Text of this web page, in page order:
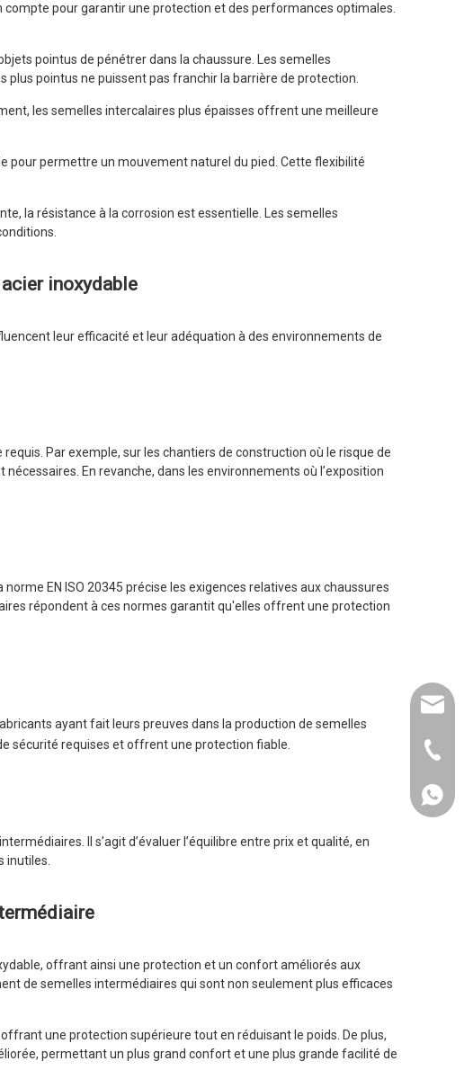
compte pour garantir une protection et des performances optimales.
pointus de pénétrer dans la chaussure. Les semelles
pointus ne puissent pas franchir la barrière de protection.
les semelles intercalaires plus épaisses offrent une meilleure
pour permettre un mouvement naturel du pied. Cette flexibilité
la résistance à la corrosion est essentielle. Les semelles
inoxydable
leur efficacité et leur adéquation à des environnements de
Par exemple, sur les chantiers de construction où le risque de
En revanche, dans les environnements où l’exposition
EN ISO 20345 précise les exigences relatives aux chaussures
répondent à ces normes garantit qu'elles offrent une protection
ayant fait leurs preuves dans la production de semelles
sécurité requises et offrent une protection fiable.
Il s’agit d’évaluer l’équilibre entre prix et qualité, en
inutiles.
offrant ainsi une protection et un confort améliorés aux
de semelles intermédiaires qui sont non seulement plus efficaces
une protection supérieure tout en réduisant le poids. De plus,
permettant un plus grand confort et une plus grande facilité de
+ 86-
+ 86